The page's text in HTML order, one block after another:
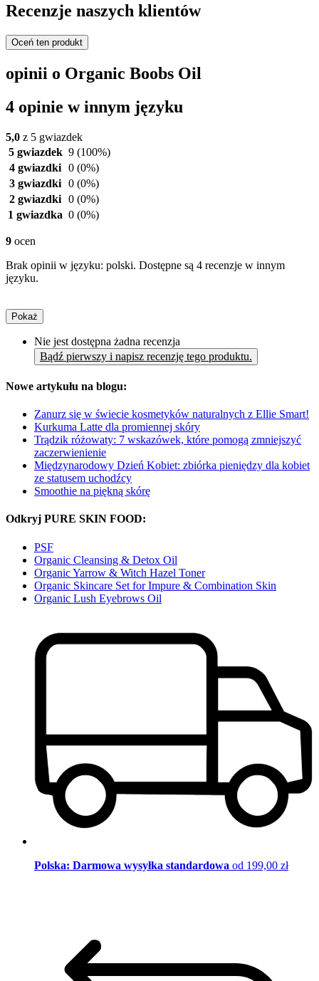
Recenzje naszych klientów
Oceń ten produkt
opinii o Organic Boobs Oil
4 opinie w innym języku
5,0 z 5 gwiazdek
5 gwiazdek 9 (100%)
4 gwiazdki 0 (0%)
3 gwiazdki 0 (0%)
2 gwiazdki 0 (0%)
1 gwiazdka 0 (0%)
9 ocen
Brak opinii w języku: polski. Dostępne są 4 recenzje w innym
języku.
Pokaż
Nie jest dostępna żadna recenzja
Bądź pierwszy i napisz recenzję tego produktu.
Nowe artykułu na blogu:
Zanurz się w świecie kosmetyków naturalnych z Ellie Smart!
Kurkuma Latte dla promiennej skóry
Trądzik różowaty: 7 wskazówek, które pomogą zmniejszyć
zaczerwienienie
Międzynarodowy Dzień Kobiet: zbiórka pieniędzy dla kobiet
ze statusem uchodźcy
Smoothie na piękną skórę
Odkryj PURE SKIN FOOD:
PSF
Organic Cleansing & Detox Oil
Organic Yarrow & Witch Hazel Toner
Organic Skincare Set for Impure & Combination Skin
Organic Lush Eyebrows Oil
Polska: Darmowa wysyłka standardowa od 199,00 zł